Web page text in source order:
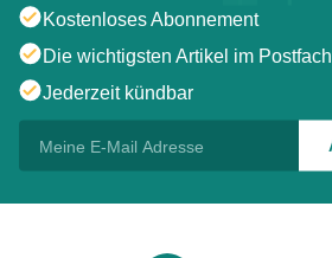
Kostenloses Abonnement
Die wichtigsten Artikel im Postfach
Jederzeit kündbar